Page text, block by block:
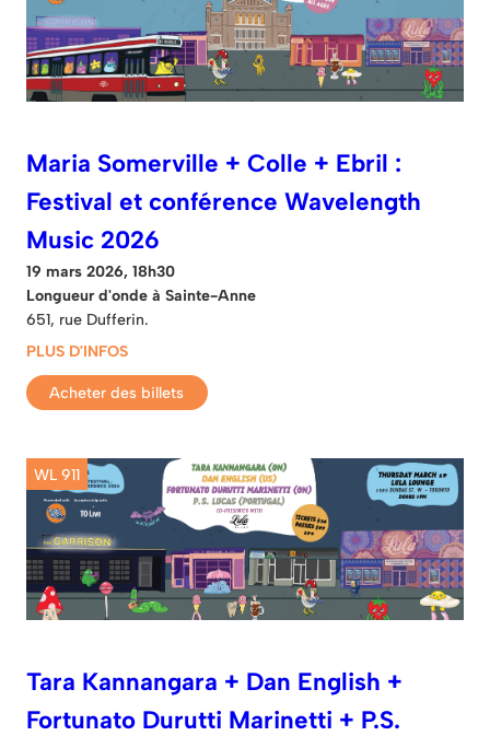
Maria Somerville + Colle + Ebril :
Festival et conférence Wavelength
Music 2026
19 mars 2026, 18h30
Longueur d'onde à Sainte-Anne
651, rue Dufferin.
PLUS D'INFOS
Acheter des billets
WL 911
Tara Kannangara + Dan English +
Fortunato Durutti Marinetti + P.S.